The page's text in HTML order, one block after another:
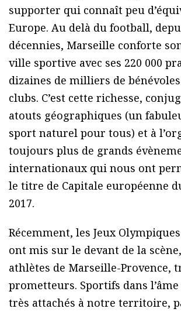
supporter qui connaît peu
Europe. Au delà du football,
décennies, Marseille conforte
ville sportive avec ses 220 000
dizaines de milliers de bénévoles
clubs. C’est cette richesse,
atouts géographiques (un
sport naturel pour tous) et à
toujours plus de grands
internationaux qui nous ont
le titre de Capitale européenne
2017.
Récemment, les Jeux
ont mis sur le devant de la
athlètes de Marseille-Provence,
prometteurs. Sportifs dans
très attachés à notre territoire,